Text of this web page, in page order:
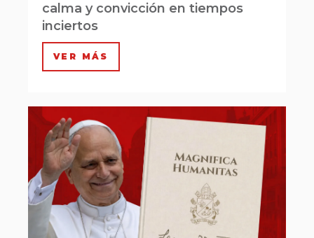
calma y convicción en tiempos
inciertos
VER MÁS